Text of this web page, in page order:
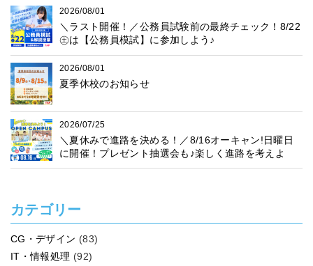
2026/08/01
＼ラスト開催！／公務員試験前の最終チェック！8/22
㊏は【公務員模試】に参加しよう♪
2026/08/01
夏季休校のお知らせ
2026/07/25
＼夏休みで進路を決める！／8/16オーキャン!日曜日
に開催！プレゼント抽選会も♪楽しく進路を考えよ
う！
カテゴリー
CG・デザイン (83)
IT・情報処理 (92)